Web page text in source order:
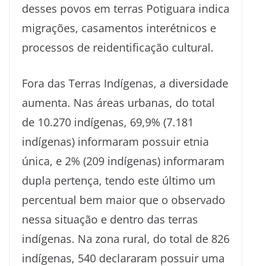
desses povos em terras Potiguara indica
migrações, casamentos interétnicos e
processos de reidentificação cultural.
Fora das Terras Indígenas, a diversidade
aumenta. Nas áreas urbanas, do total
de 10.270 indígenas, 69,9% (7.181
indígenas) informaram possuir etnia
única, e 2% (209 indígenas) informaram
dupla pertença, tendo este último um
percentual bem maior que o observado
nessa situação e dentro das terras
indígenas. Na zona rural, do total de 826
indígenas, 540 declararam possuir uma